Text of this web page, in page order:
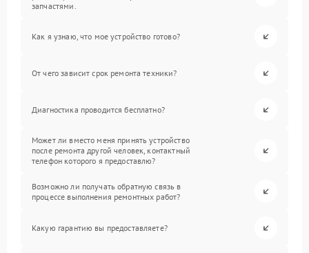
запчастями.
Как я узнаю, что мое устройство готово?
От чего зависит срок ремонта техники?
Диагностика проводится бесплатно?
Может ли вместо меня принять устройство
после ремонта другой человек, контактный
телефон которого я предоставлю?
Возможно ли получать обратную связь в
процессе выполнения ремонтных работ?
Какую гарантию вы предоставляете?